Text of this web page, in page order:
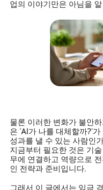
업의 이야기만은 아님을
물론 이러한 변화가 불안
은 ‘AI가 나를 대체할까?’
성과를 낼 수 있는 사람인
지금부터 필요한 것은 기
무에 연결하고 역량으로
인 전략과 준비입니다.
그래서 이 글에서는 임금